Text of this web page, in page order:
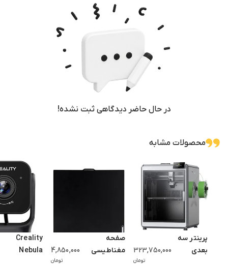
کالیبراسیون هوشمند:شامل تنظیم خودکار بستر، شناسایی فیلامنت و
ساخته شده از آلومینیوم با طراحی یکپارچه که حتی در
رابط کاربری مدرن:
در حال حاضر دیدگاهی ثبت نشده!
محصولات مشابه
پرینتر سه
بعدی
323,750,000
تومان
صفحه
مغناطیسی
4,850,000
تومان
Creality
Nebula